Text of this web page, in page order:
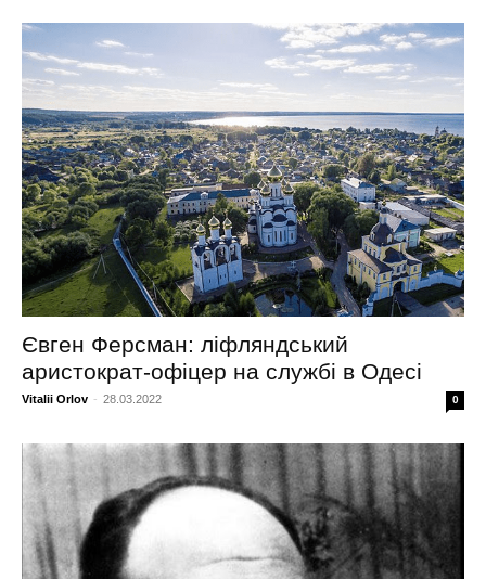
Євген Ферсман: ліфляндський
аристократ-офіцер на службі в Одесі
Vitalii Orlov - 28.03.2022 0